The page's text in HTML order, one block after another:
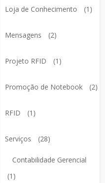
Loja de Conhecimento (1)
Mensagens (2)
Projeto RFID (1)
Promoção de Notebook (2)
RFID (1)
Serviços (28)
Contabilidade Gerencial
(1)